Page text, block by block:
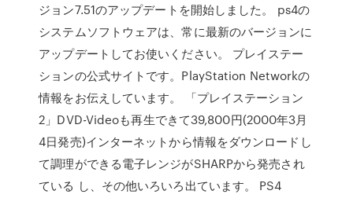
ジョン7.51のアップデートを開始しました。 ps4の
システムソフトウェアは、常に最新のバージョンに
アップデートしてお使いください。 プレイステー
ションの公式サイトです。PlayStation Networkの
情報をお伝えしています。 「プレイステーション
2」DVD-Videoも再生できて39,800円(2000年3月
4日発売)インターネットから情報をダウンロードし
て調理ができる電子レンジがSHARPから発売され
ている し、その他いろいろ出ています。 PS4